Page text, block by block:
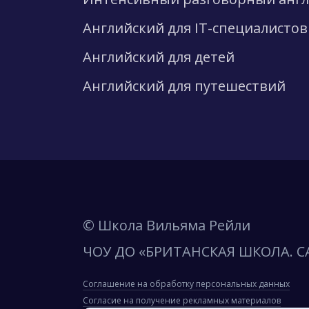
Английский для IT-специалистов
Английский для детей
Английский для путешествий
© Школа Вильяма Рейли
ЧОУ ДО «БРИТАНСКАЯ ШКОЛА.
Соглашение на обработку персональных данных
Согласие на получение рекламных материалов